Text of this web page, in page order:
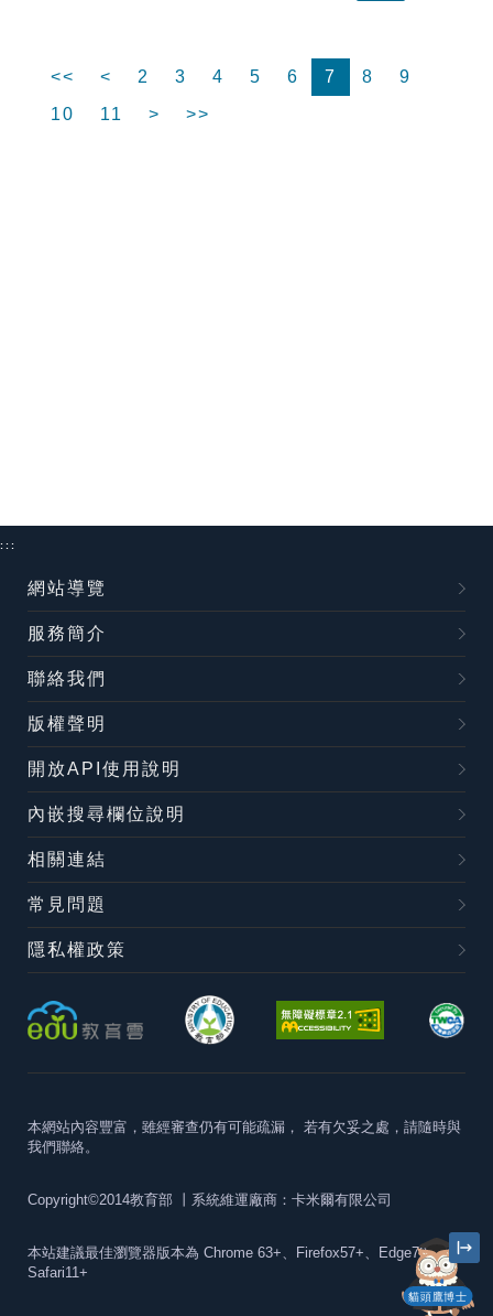
<< < 2 3 4 5 6 7 8
9
10
11 > >>
貓頭鷹博士
:::
網站導覽
服務簡介
聯絡我們
版權聲明
開放API使用說明
內嵌搜尋欄位說明
相關連結
常見問題
隱私權政策
本網站內容豐富，雖經審查仍有可能疏漏， 若有欠妥之處，請隨時與
我們聯絡。
Copyright©2014教育部 丨系統維運廠商：卡米爾有限公司
本站建議最佳瀏覽器版本為 Chrome 63+、Firefox57+、Edge79+及
Safari11+